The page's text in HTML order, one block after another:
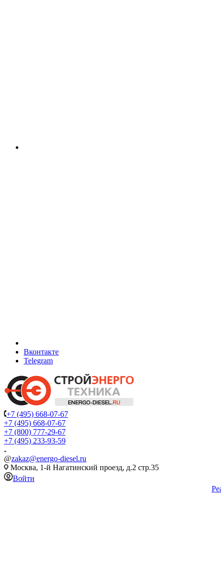
Вконтакте
Telegram
+7 (495) 668-07-67
+7 (495) 668-07-67
+7 (800) 777-29-67
+7 (495) 233-93-59
@zakaz@energo-diesel.ru
Москва, 1-й Нагатинский проезд, д.2 стр.35
Войти